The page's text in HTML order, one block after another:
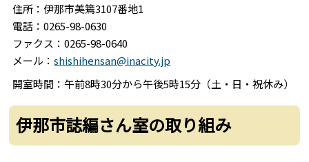
住所：伊那市美篶3107番地1
電話：0265-98-0630
ファクス：0265-98-0640
メール：shishihensan@inacity.jp
開室時間：午前8時30分から午後5時15分（土・日・祝休み）
伊那市誌編さん室の取り組み